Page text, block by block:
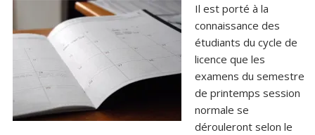
Il est porté à la
connaissance des
étudiants du cycle de
licence que les
examens du semestre
de printemps session
normale se
dérouleront selon le